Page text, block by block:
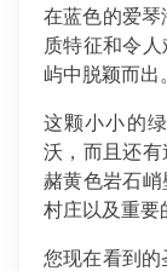
在蓝色的爱琴
质特征和令
屿中脱颖而出。
这颗小小的
沃，而且还
赭黄色岩石
村庄以及重要
您现在看到